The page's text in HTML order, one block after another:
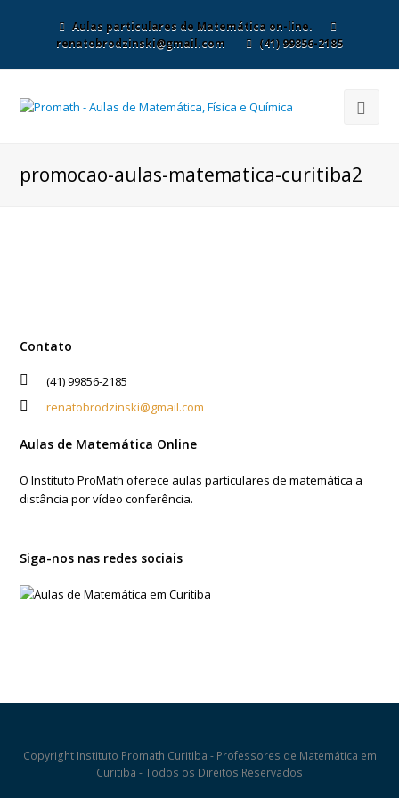
Aulas particulares de Matemática on-line.
renatobrodzinski@gmail.com
(41) 99856-2185
promocao-aulas-matematica-curitiba2
Contato
(41) 99856-2185
renatobrodzinski@gmail.com
Aulas de Matemática Online
O Instituto ProMath oferece aulas particulares de matemática a
distância por vídeo conferência.
Siga-nos nas redes sociais
Copyright Instituto Promath Curitiba - Professores de Matemática em
Curitiba - Todos os Direitos Reservados